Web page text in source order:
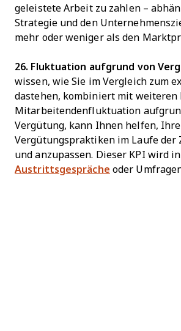
geleistete Arbeit zu zahlen –
Strategie und den
mehr oder weniger als den
26. Fluktuation aufgrund von
wissen, wie Sie im Vergleich zum
dastehen, kombiniert mit weiteren
Mitarbeitendenfluktuation
Vergütung, kann Ihnen helfen, Ihre
Vergütungspraktiken im Laufe der
und anzupassen. Dieser KPI wird
Austrittsgespräche oder